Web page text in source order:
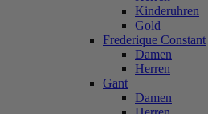
Kinderuhren
Gold
Frederique Constant
Damen
Herren
Gant
Damen